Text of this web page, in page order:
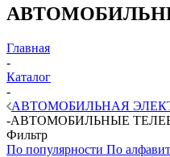
Главная
-
Каталог
-
АВТОМОБИЛЬНАЯ
-АВТОМОБИЛЬНЫЕ
Фильтр
По популярности По